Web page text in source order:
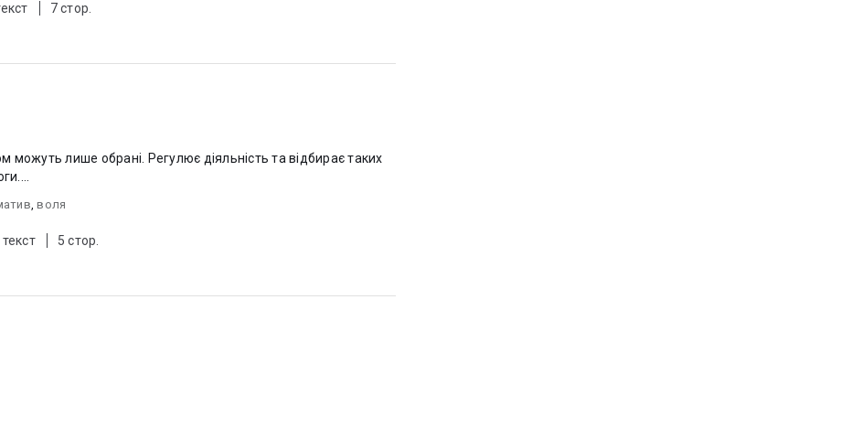
7 стор.
можуть лише обрані. Регулює діяльність та відбирає таких
,воля
5 стор.